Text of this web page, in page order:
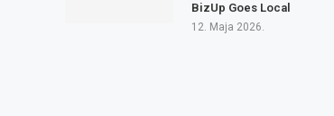
BizUp Goes Local
12. Maja 2026.